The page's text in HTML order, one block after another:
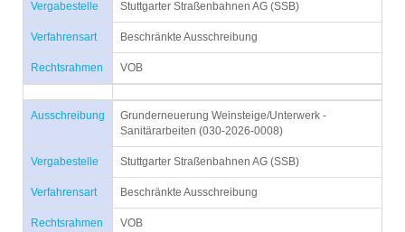
Vergabestelle Stuttgarter Straßenbahnen AG (SSB)
Verfahrensart Beschränkte Ausschreibung
Rechtsrahmen VOB
Ausschreibung
Grunderneuerung Weinsteige/Unterwerk -
Sanitärarbeiten (030-2026-0008)
Vergabestelle Stuttgarter Straßenbahnen AG (SSB)
Verfahrensart Beschränkte Ausschreibung
Rechtsrahmen VOB